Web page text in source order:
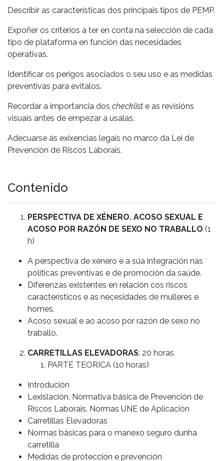
Describir as características dos principais tipos de PEMP.
Expoñer os criterios a ter en conta na selección de cada
tipo de plataforma en función das necesidades
operativas.
Identificar os perigos asociados o seu uso e as medidas
preventivas para evitalos.
Recordar a importancia dos checklist e as revisións
visuais antes de empezar a usalas.
Adecuarse ás exixencias legais no marco da Lei de
Prevención de Riscos Laborais.
Contenido
PERSPECTIVA DE XÉNERO. ACOSO SEXUAL E
ACOSO POR RAZÓN DE SEXO NO TRABALLO (1
h)
A perspectiva de xénero e a súa integración nas
políticas preventivas e de promoción da saúde.
Diferenzas existentes en relación cos riscos
característicos e as necesidades de mulleres e
homes.
Acoso sexual e ao acoso por razón de sexo no
traballo.
CARRETILLAS ELEVADORAS: 20 horas
PARTE TEORICA (10 horas)
Introdución
Lexislación. Normativa básica de Prevención de
Riscos Laborais. Normas UNE de Aplicación
Carretillas Elevadoras
Normas básicas para o manexo seguro dunha
carretilla
Medidas de protección e prevención